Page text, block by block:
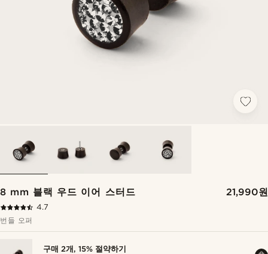
8 mm 블랙 우드 이어 스터드 21,990원
4.7
번들 오퍼
구매 2개, 15% 절약하기